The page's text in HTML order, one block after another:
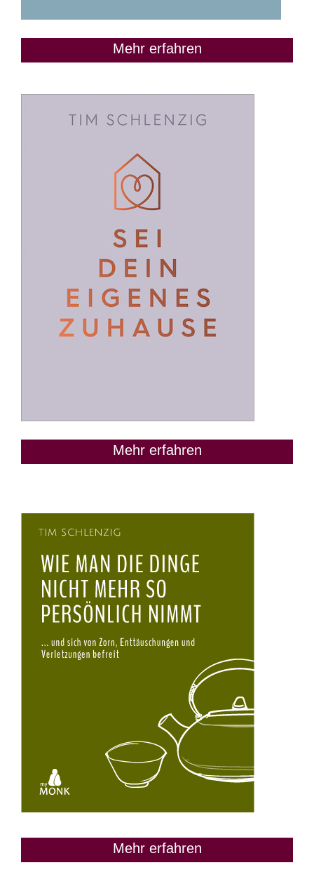
Mehr erfahren
Mehr erfahren
Mehr erfahren